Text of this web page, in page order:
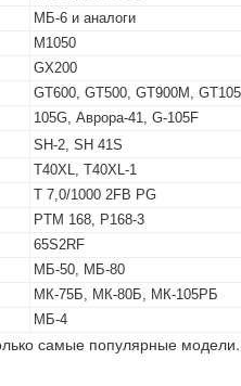
МБ-6 и аналоги
M1050
GX200
GT600, GT500, GT900M,
105G, Аврора-41, G-105F
SH-2, SH 41S
T40XL, T40XL-1
T 7,0/1000 2FB PG
PTM 168, P168-3
65S2RF
МБ-50, МБ-80
МК-75Б, МК-80Б, МК-105РБ
МБ-4
самые популярные